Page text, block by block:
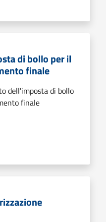
di bollo per il
finale
dell'imposta di bollo
finale